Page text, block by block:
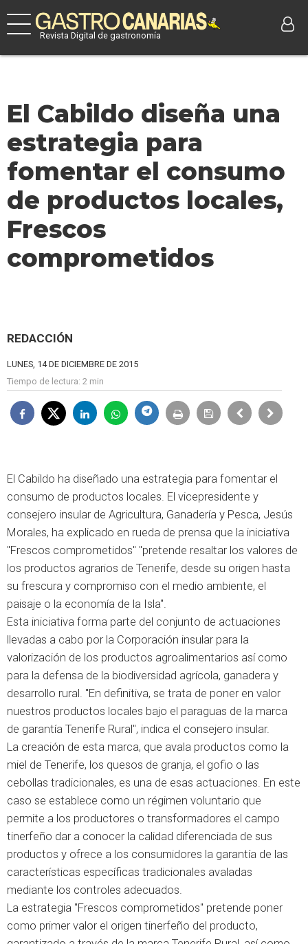
Revista Digital de gastronomía
El Cabildo diseña una
estrategia para
fomentar el consumo
de productos locales,
Frescos
comprometidos
REDACCIÓN
LUNES, 14 DE DICIEMBRE DE 2015
Tiempo de lectura: 2 min
El Cabildo ha diseñado una estrategia para fomentar el
consumo de productos locales. El vicepresidente y
consejero insular de Agricultura, Ganadería y Pesca, Jesús
Morales, ha explicado en rueda de prensa que la iniciativa
"Frescos comprometidos" "pretende resaltar los valores de
los productos agrarios de Tenerife, desde su origen hasta
su frescura y compromiso con el medio ambiente, el
paisaje o la economía de la Isla".
Esta iniciativa forma parte del conjunto de actuaciones
llevadas a cabo por la Corporación insular para la
valorización de los productos agroalimentarios así como
para la defensa de la biodiversidad agrícola, ganadera y
desarrollo rural. "En definitiva, se trata de poner en valor
nuestros productos locales bajo el paraguas de la marca
de garantía Tenerife Rural", indica el consejero insular.
La creación de esta marca, que avala productos como la
miel de Tenerife, los quesos de granja, el gofio o las
cebollas tradicionales, es una de esas actuaciones. En este
caso se establece como un régimen voluntario que
permite a los productores o transformadores el campo
tinerfeño dar a conocer la calidad diferenciada de sus
productos y ofrece a los consumidores la garantía de las
características específicas tradicionales avaladas
mediante los controles adecuados.
La estrategia "Frescos comprometidos" pretende poner
como primer valor el origen tinerfeño del producto,